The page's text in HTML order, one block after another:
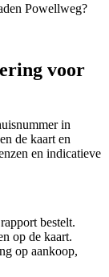
Powellweg?
voor
in
de kaart en
en indicatieve
bestelt.
op de kaart.
op aankoop,